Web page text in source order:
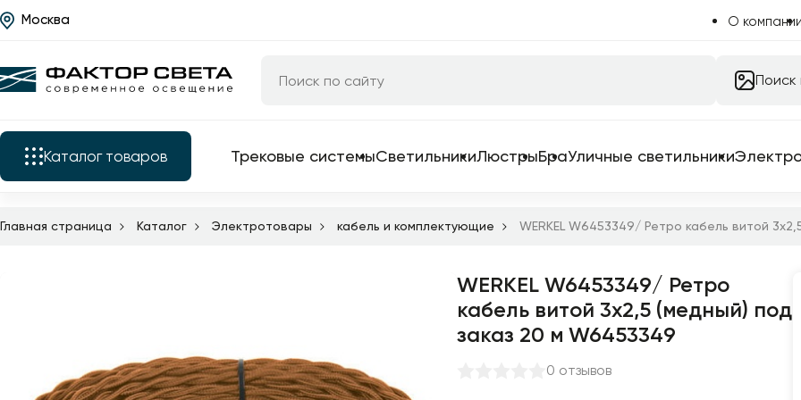
Москва О компании
Поиск
Каталог товаров
Все трековые системы
комплектующие для трековых систем
трековые системы в сборе
Трековые системыСветильникиЛюстрыБраУличные светильники
Главная страница Каталог Электротовары кабель и комплектующие WERKEL W6453349/ Ретро кабель витой
WERKEL W6453349/ Ретро
кабель витой 3х2,5 (медный) под
заказ 20 м W6453349
0 отзывов
Назад
Каталог
Настольные лампы